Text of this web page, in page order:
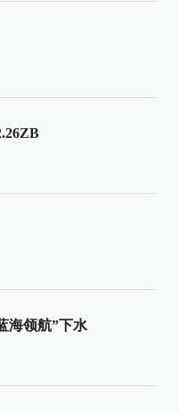
海领航”下水